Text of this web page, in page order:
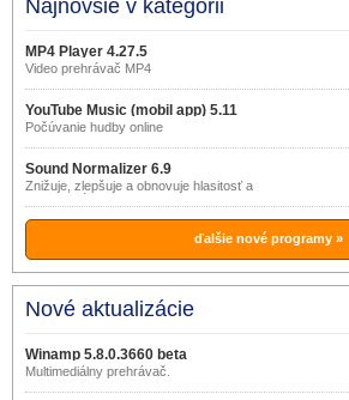
Najnovšie v kategórii
MP4 Player 4.27.5
Video prehrávač MP4
YouTube Music (mobil app) 5.11
Počúvanie hudby online
Sound Normalizer 6.9
Znižuje, zlepšuje a obnovuje hlasitosť a
veľkosť súborov.
ďalšie nové programy »
Nové aktualizácie
Winamp 5.8.0.3660 beta
Multimediálny prehrávač.